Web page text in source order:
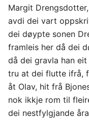
Margit
avdi dei vart
dei døypte sonen
framleis her då dei
då dei gravla han
tru at dei flutte ifrå,
åt Olav, hit frå
nok ikkje rom til
dei nestfylgjande